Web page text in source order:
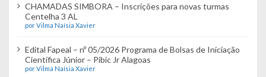
CHAMADAS SIMBORA – Inscrições para novas turmas
Centelha 3 AL
por Vilma Naísia Xavier
Edital Fapeal – nº 05/2026 Programa de Bolsas de Iniciação
Científica Júnior – Pibic Jr Alagoas
por Vilma Naísia Xavier